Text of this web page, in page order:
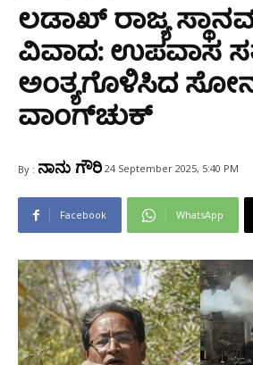
ಲಡಾಖ್ ರಾಜ್ಯ
ವಿವಾದ: ಉಪವಾಸ
ಅಂತ್ಯಗೊಳಿಸಿದ
ವಾಂಗ್‌ಚುಕ್
By : ನಾನು ಗೌರಿ 24 September 2025, 5:40 PM
Facebook WhatsApp